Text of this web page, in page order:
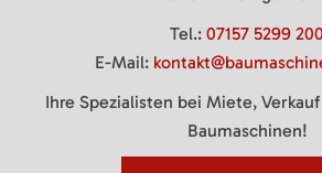
Tel.: 07157 5299 200
E-Mail:
Ihre Spezialisten bei Miete,
Baumaschinen!